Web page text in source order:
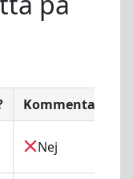
Kommentarer
Nej